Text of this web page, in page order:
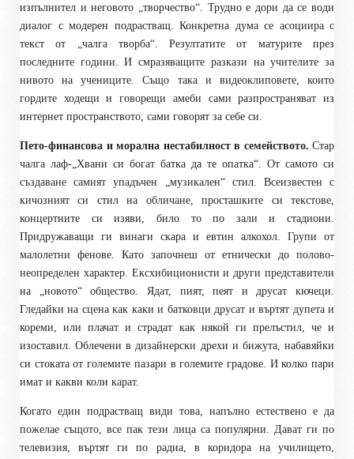
изпълнител и неговото „творчество“. Трудно е дори да се води
диалог с модерен подрастващ. Конкретна дума се асоциира с
текст от „чалга творба“. Резултатите от матурите през
последните години. И смразяващите разкази на учителите за
нивото на учениците. Също така и видеоклиповете, които
гордите ходещи и говорещи амеби сами разпространяват из
интернет пространството, сами говорят за себе си.
Пето-финансова и морална нестабилност в семейството. Стар
чалга лаф-„Хвани си богат батка да те опатка“. От самото си
създаване самият упадъчен „музикален“ стил. Всеизвестен с
кичозният си стил на обличане, просташките си текстове,
концертните си изяви, било то по зали и стадиони.
Придружаващи ги винаги скара и евтин алкохол. Групи от
малолетни фенове. Като започнеш от етнически до полово-
неопределен характер. Ексхибиционисти и други представители
на „новото“ общество. Ядат, пият, пеят и друсат кючеци.
Гледайки на сцена как каки и батковци друсат и въртят дупета и
кореми, или плачат и страдат как някой ги прелъстил, че и
изоставил. Облечени в дизайнерски дрехи и бижута, набавяйки
си стоката от големите пазари в големите градове. И колко пари
имат и какви коли карат.
Когато един подрастващ види това, напълно естествено е да
пожелае същото, все пак тези лица са популярни. Дават ги по
телевизия, въртят ги по радиа, в коридора на училището,